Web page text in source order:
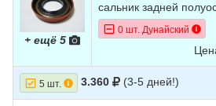
+ ещё 5
сальник задней
0 шт. Дунайский
5 шт. 3.360 (3-5 дней!)